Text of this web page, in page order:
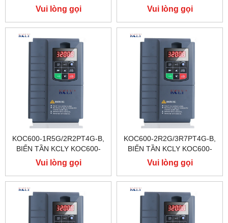
KCLY KOC600 , BIẾN TẦN
KCLY KOC100
Vui lòng gọi
R75G/1R5PT4G-B
Vui lòng gọi
KOC600-1R5G/2R2PT4G-B,
BIẾN TẦN KCLY KOC600-
1R5G/2R2PT4G-B
Vui lòng gọi
KOC600-2R2G/3R7PT4G-B,
BIẾN TẦN KCLY KOC600-
2R2G/3R7PT4G-B
Vui lòng gọi